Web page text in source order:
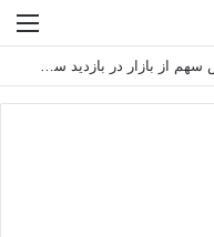
تأکید متقی‌نیا بر تقویت منابع و افزایش سهم از بازار در بازدید سرزده از شعب استان تهران